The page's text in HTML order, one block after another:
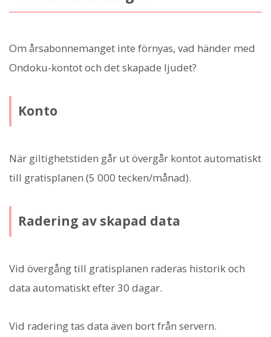
Om årsabonnemanget inte förnyas, vad händer med
Ondoku-kontot och det skapade ljudet?
Konto
När giltighetstiden går ut övergår kontot automatiskt
till gratisplanen (5 000 tecken/månad).
Radering av skapad data
Vid övergång till gratisplanen raderas historik och
data automatiskt efter 30 dagar.
Vid radering tas data även bort från servern.